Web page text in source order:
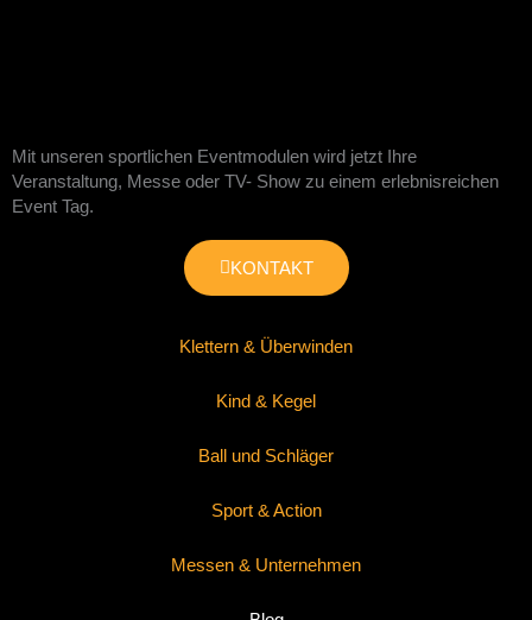
Mit unseren sportlichen Eventmodulen wird jetzt Ihre
Veranstaltung, Messe oder TV- Show zu einem erlebnisreichen
Event Tag.
KONTAKT
Klettern & Überwinden
Kind & Kegel
Ball und Schläger
Sport & Action
Messen & Unternehmen